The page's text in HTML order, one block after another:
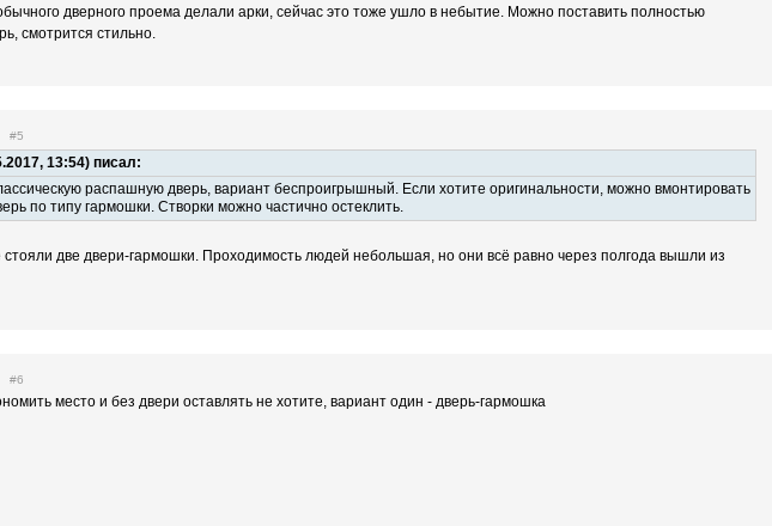
дверного проема делали арки, сейчас это тоже ушло в небытие. Можно поставить полностью
смотрится стильно.
#5
13:54) писал:
распашную дверь, вариант беспроигрышный. Если хотите оригинальности, можно вмонтировать
по типу гармошки. Створки можно частично остеклить.
стояли две двери-гармошки. Проходимость людей небольшая, но они всё равно через полгода вышли из
#6
место и без двери оставлять не хотите, вариант один - дверь-гармошка